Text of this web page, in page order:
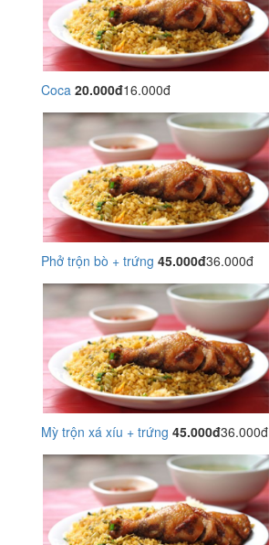
Coca 20.000đ16.000đ
Phở trộn bò + trứng 45.000đ36.000đ
Mỳ trộn xá xíu + trứng 45.000đ36.000đ